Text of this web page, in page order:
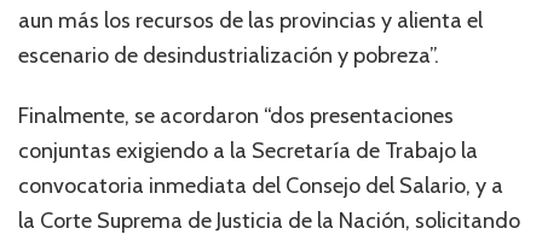
aun más los recursos de las provincias y alienta el
escenario de desindustrialización y pobreza”.
Finalmente, se acordaron “dos presentaciones
conjuntas exigiendo a la Secretaría de Trabajo la
convocatoria inmediata del Consejo del Salario, y a
la Corte Suprema de Justicia de la Nación, solicitando